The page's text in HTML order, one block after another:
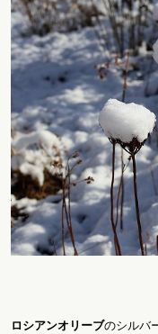
ロシアンオリーブのシルバ